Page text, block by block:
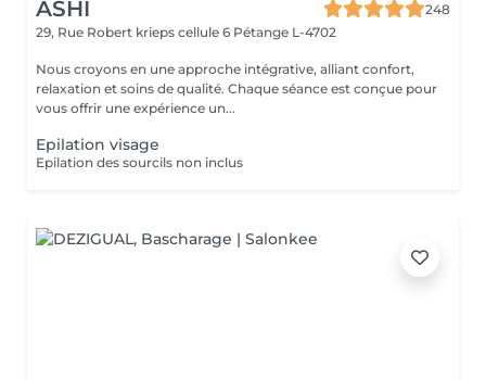
ASHI
248
29, Rue Robert krieps cellule 6 Pétange L-4702
Nous croyons en une approche intégrative, alliant confort,
relaxation et soins de qualité. Chaque séance est conçue pour
vous offrir une expérience un...
Epilation visage
Epilation des sourcils non inclus